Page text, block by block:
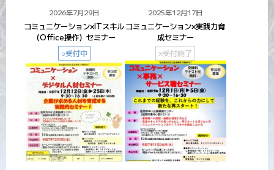
2026年7月29日
コミュニケーション×ITスキル
（Office操作）セミナー
○受付中
2025年12月17日
コミュニケーション×実践力育
成セミナー
×受付終了